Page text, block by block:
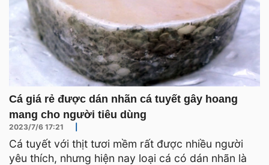
Cá giá rẻ được dán nhãn cá tuyết gây hoang
mang cho người tiêu dùng
2023/7/6 17:21
Cá tuyết với thịt tươi mềm rất được nhiều người
yêu thích, nhưng hiện nay loại cá có dán nhãn là